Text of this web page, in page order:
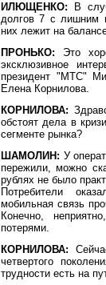
ИЛЮЩЕНКО: В
долгов 7 с лишним
них лежит на
ПРОНЬКО: Это
эксклюзивное
президент "МТС"
Елена Корнилова.
КОРНИЛОВА:
обстоят дела в
сегменте рынка?
ШАМОЛИН: У
пережили, можно
рублях не было
Потребители
мобильная связь
Конечно,
потерями.
КОРНИЛОВА:
четвертого
трудности есть на